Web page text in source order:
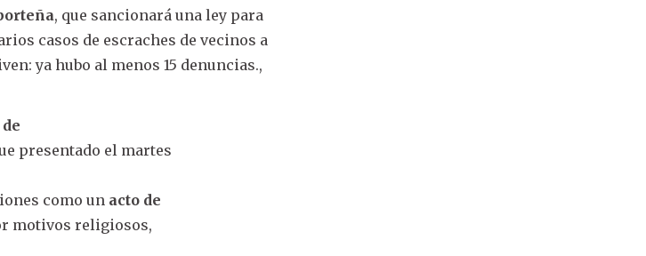
, que sancionará una ley para
casos de escraches de vecinos a
ya hubo al menos 15 denuncias.,
presentado el martes
como un acto de
motivos religiosos,